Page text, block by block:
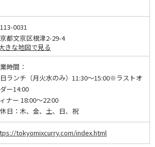
0031
都文京区根津2-29-4
きな地図で見る
時間：
ランチ（月火水のみ）11:30～15:00※ラストオ
ー14:00
ナー 18:00～22:00
日： 木、金、土、日、祝
tokyomixcurry.com/index.html